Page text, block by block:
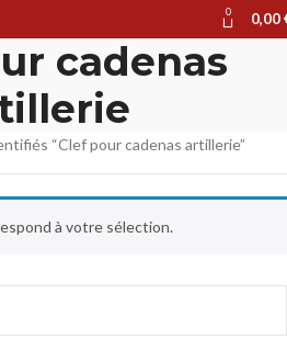
0 0,00
cadenas
“Clef pour cadenas artillerie”
à votre sélection.